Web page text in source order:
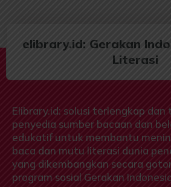
elibrary.id: Gerakan
Literasi
Elibrary.id: solusi terlengkap dan
penyedia sumber bacaan dan
edukatif untuk membantu
baca dan mutu literasi dunia
yang dikembangkan secara
program sosial Gerakan